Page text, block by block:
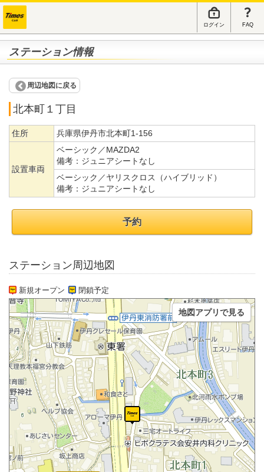
ログイン FAQ
ステーション情報
周辺地図に戻る
北本町１丁目
住所 兵庫県伊丹市北本町1-156
設置車両
ベーシック／MAZDA2
備考： ジュニアシートなし
ベーシック／ヤリスクロス（ハイブリッド）
備考： ジュニアシートなし
予約
ステーション周辺地図
新規オープン 閉鎖予定
地図アプリで見る